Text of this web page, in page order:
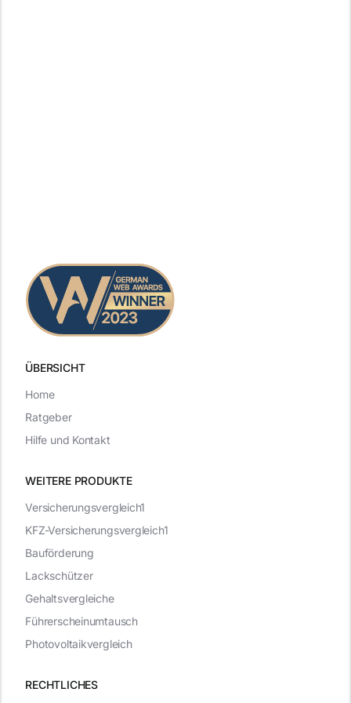
ÜBERSICHT
WEITERE PRODUKTE
RECHTLICHES
Versicherungsvergleich1
KFZ-Versicherungsvergleich1
Bauförderung
Lackschützer
Gehaltsvergleiche
Führerscheinumtausch
Photovoltaikvergleich
Home
Ratgeber
Hilfe und Kontakt